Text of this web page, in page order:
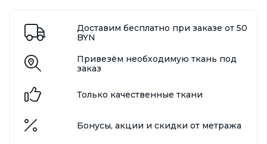
Доставим бесплатно при заказе от 50
BYN
Привезём необходимую ткань под
заказ
Только качественные ткани
Бонусы, акции и скидки от метража